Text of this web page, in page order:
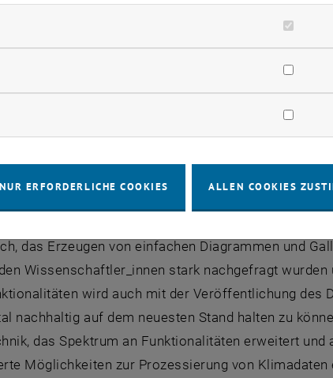
und Globalen Wandel der Universität Graz und
dem Forschungs- als auch aus dem nicht
im CCCA Datenzentrum zu veröffentlichen.
ein, dessen Förderstrategie zum Austrian Climate
des Klimawandels in Österreich als einen
die Forschungsergebnisse im CCCA
dem CCCA und Fördergebern bietet großes
das Erzeugen von einfachen Diagrammen und
Wissenschaftler_innen stark nachgefragt wurden
wird auch mit der Veröffentlichung des
nachhaltig auf dem neuesten Stand halten zu
das Spektrum an Funktionalitäten erweitert und
Möglichkeiten zur Prozessierung von Klimadaten
NUR ERFORDERLICHE COOKIES ALLEN COOKIES